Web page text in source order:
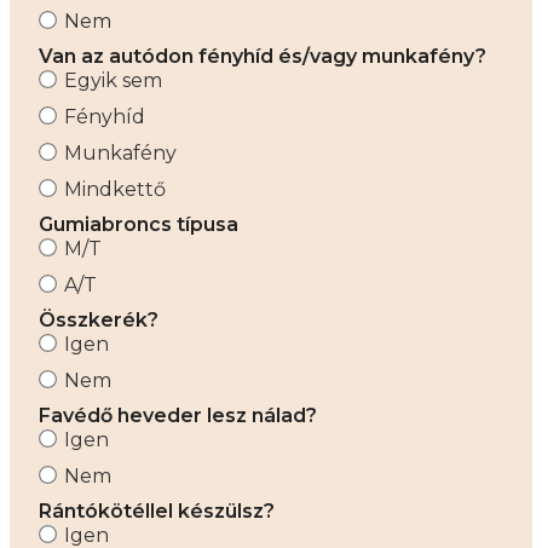
Nem
Van az autódon fényhíd és/vagy munkafény?
Egyik sem
Fényhíd
Munkafény
Mindkettő
Gumiabroncs típusa
M/T
A/T
Összkerék?
Igen
Nem
Favédő heveder lesz nálad?
Igen
Nem
Rántókötéllel készülsz?
Igen